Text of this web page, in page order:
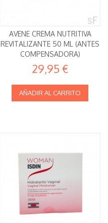
AVENE CREMA NUTRITIVA
REVITALIZANTE 50 ML (ANTES
COMPENSADORA)
29,95 €
AÑADIR AL CARRITO